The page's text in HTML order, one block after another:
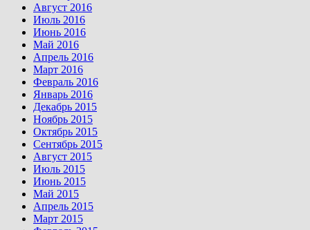
Август 2016
Июль 2016
Июнь 2016
Май 2016
Апрель 2016
Март 2016
Февраль 2016
Январь 2016
Декабрь 2015
Ноябрь 2015
Октябрь 2015
Сентябрь 2015
Август 2015
Июль 2015
Июнь 2015
Май 2015
Апрель 2015
Март 2015